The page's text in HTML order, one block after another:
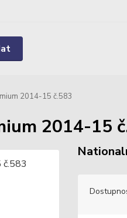
2014-15 č.583
2014-15